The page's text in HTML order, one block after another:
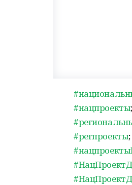
#нацпроекты;
#регпроекты;